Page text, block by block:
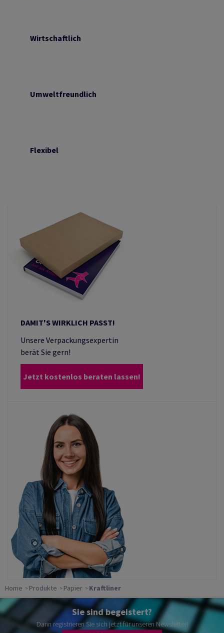
Wirtschaftlich
Umweltfreundlich
Flexibel
DAMIT'S WIRKLICH PASST!
Unsere Verpackungsexpertin
berät Sie gern!
Jetzt kostenlos beraten lassen!
Home Produkte Papier Kraftliner
Sie sind begeistert?
Dann registrieren Sie sich jetzt für unseren Newsletter!